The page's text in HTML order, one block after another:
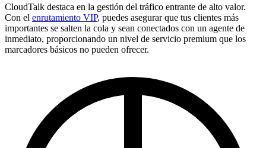
CloudTalk destaca en la gestión del tráfico entrante de alto valor.
Con el enrutamiento VIP, puedes asegurar que tus clientes más
importantes se salten la cola y sean conectados con un agente de
inmediato, proporcionando un nivel de servicio premium que los
marcadores básicos no pueden ofrecer.